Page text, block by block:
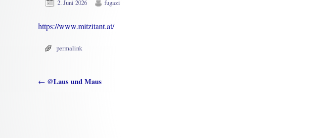
2. Juni 2026 fugazi
https://www.mitzitant.at/
permalink
Artikelnavigation
← @Laus und Maus